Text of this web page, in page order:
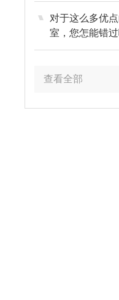
对于这么多优
室，您怎能错
查看全部